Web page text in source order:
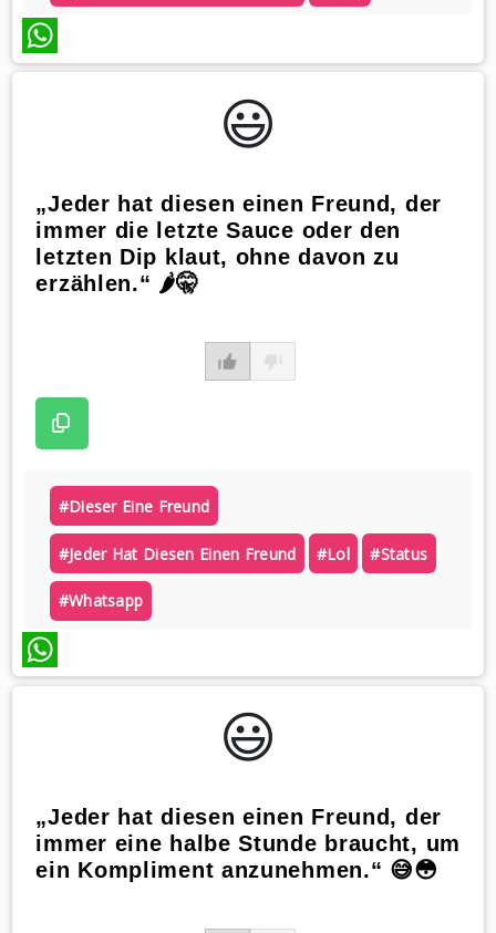
WhatsApp
😃️
„Jeder hat diesen einen Freund, der
immer die letzte Sauce oder den
letzten Dip klaut, ohne davon zu
erzählen.“ 🌶️🤫
#dieser Eine Freund
#jeder Hat Diesen Einen Freund #lol #status
#whatsapp
WhatsApp
😃️
„Jeder hat diesen einen Freund, der
immer eine halbe Stunde braucht, um
ein Kompliment anzunehmen.“ 😅😳